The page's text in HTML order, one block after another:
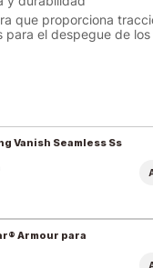
que proporciona
el despegue de los
Vanish Seamless Ss
Armour para